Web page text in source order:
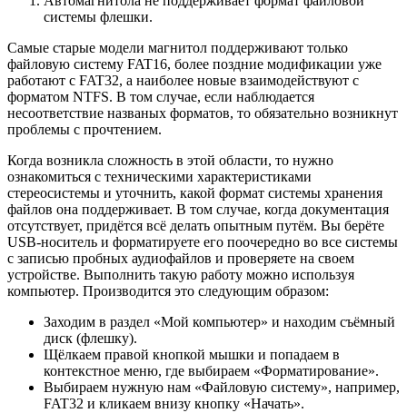
системы флешки.
Самые старые модели магнитол поддерживают только
файловую систему FAT16, более поздние модификации уже
работают с FAT32, а наиболее новые взаимодействуют с
форматом NTFS. В том случае, если наблюдается
несоответствие названых форматов, то обязательно возникнут
проблемы с прочтением.
Когда возникла сложность в этой области, то нужно
ознакомиться с техническими характеристиками
стереосистемы и уточнить, какой формат системы хранения
файлов она поддерживает. В том случае, когда документация
отсутствует, придётся всё делать опытным путём. Вы берёте
USB-носитель и форматируете его поочередно во все системы
с записью пробных аудиофайлов и проверяете на своем
устройстве. Выполнить такую работу можно используя
компьютер. Производится это следующим образом:
Заходим в раздел «Мой компьютер» и находим съёмный
диск (флешку).
Щёлкаем правой кнопкой мышки и попадаем в
контекстное меню, где выбираем «Форматирование».
Выбираем нужную нам «Файловую систему», например,
FAT32 и кликаем внизу кнопку «Начать».